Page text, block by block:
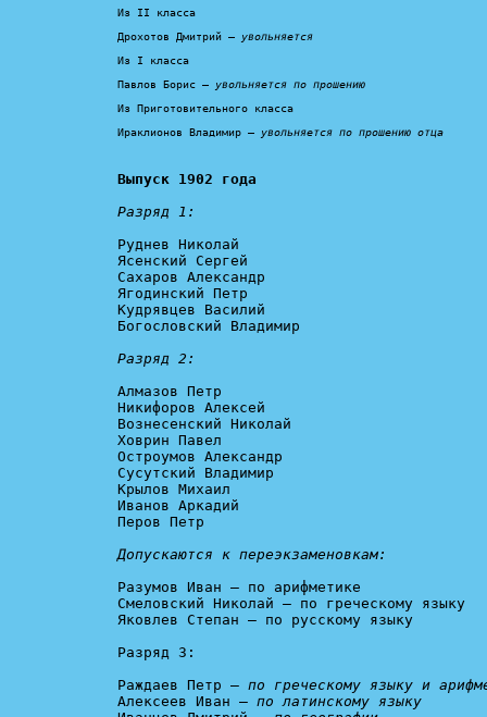
Из II класса
Дрохотов Дмитрий – увольняется
Из I класса
Павлов Борис – увольняется по прошению
Из Приготовительного класса
Ираклионов Владимир – увольняется по прошению отца
Выпуск 1902 года
Разряд 1:
Руднев Николай
Ясенский Сергей
Сахаров Александр
Ягодинский Петр
Кудрявцев Василий
Богословский Владимир
Разряд 2:
Алмазов Петр
Никифоров Алексей
Вознесенский Николай
Ховрин Павел
Остроумов Александр
Сусутский Владимир
Крылов Михаил
Иванов Аркадий
Перов Петр
Допускаются к переэкзаменовкам:
Разумов Иван – по арифметике
Смеловский Николай – по греческому языку
Яковлев Степан – по русскому языку
Разряд 3:
Раждаев Петр – по греческому языку и
Алексеев Иван – по латинскому языку